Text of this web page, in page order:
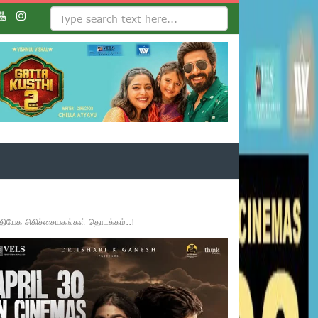
சிகிச்சையகங்கள் தொடக்கம்..!